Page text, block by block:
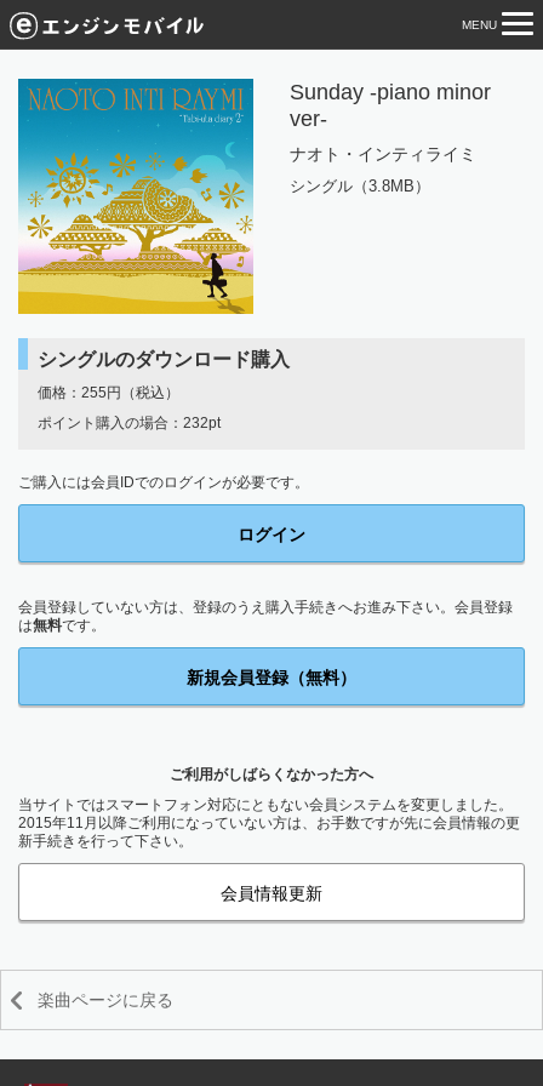
MENU
Sunday -piano minor
ver-
ナオト・インティライミ
シングル（3.8MB）
シングルのダウンロード購入
価格：255円（税込）
ポイント購入の場合：232pt
ご購入には会員IDでのログインが必要です。
ログイン
会員登録していない方は、登録のうえ購入手続きへお進み下さい。会員登録
は無料です。
新規会員登録（無料）
ご利用がしばらくなかった方へ
当サイトではスマートフォン対応にともない会員システムを変更しました。
2015年11月以降ご利用になっていない方は、お手数ですが先に会員情報の更
新手続きを行って下さい。
会員情報更新
楽曲ページに戻る